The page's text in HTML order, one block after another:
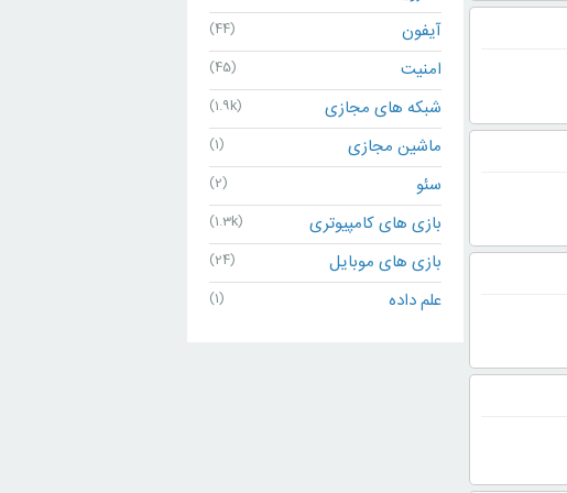
آیفون (44)
امنیت (45)
شبکه های مجازی (1.9k)
ماشین مجازی (1)
سئو (2)
بازی های کامپیوتری (1.3k)
بازی های موبایل (24)
علم داده (1)